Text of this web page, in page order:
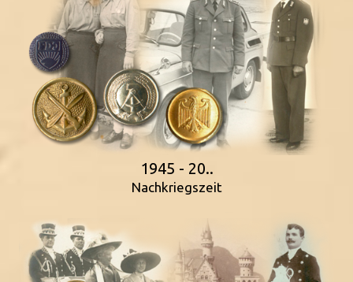
1945 - 20..
Nachkriegszeit